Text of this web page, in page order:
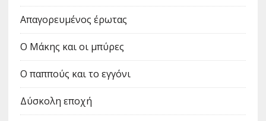
Απαγορευμένος έρωτας
Ο Μάκης και οι μπύρες
Ο παππούς και το εγγόνι
Δύσκολη εποχή